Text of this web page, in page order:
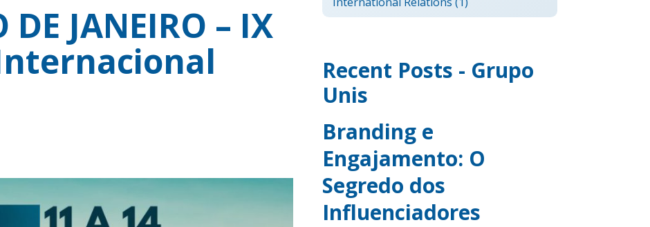
DE JANEIRO – IX
Recent Posts - Grupo
Unis
Branding e
Engajamento: O
Segredo dos
Influenciadores